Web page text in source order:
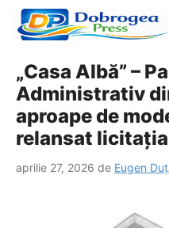
Sari
„Casa Albă” –
Administrativ
aproape de
relansat licitația
aprilie 27, 2026 de Eugen